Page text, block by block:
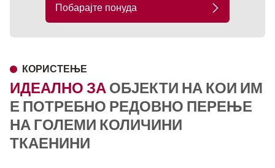
Побарајте понуда
КОРИСТЕЊЕ
ИДЕАЛНО ЗА ОБЈЕКТИ НА КОИ ИМ
Е ПОТРЕБНО РЕДОВНО ПЕРЕЊЕ
НА ГОЛЕМИ КОЛИЧИНИ
ТКАЕНИНИ